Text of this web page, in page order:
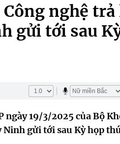
Công nghệ
gửi tới sau
ngày 19/3/2025 của Bộ
gửi tới sau Kỳ họp